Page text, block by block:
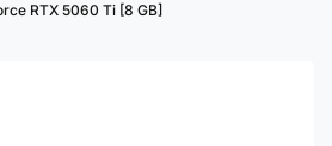
RTX 5060 Ti [8 GB]